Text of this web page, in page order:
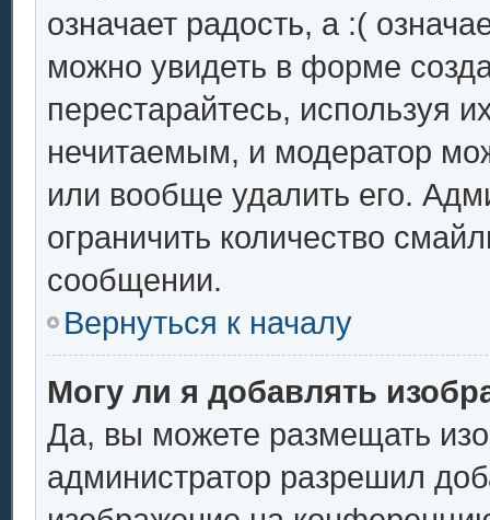
означает радость, а :(
можно увидеть в форме
перестарайтесь, используя
нечитаемым, и модератор
или вообще удалить его.
ограничить количество
сообщении.
Вернуться к началу
Могу ли я добавлять
Да, вы можете размещать
администратор разрешил